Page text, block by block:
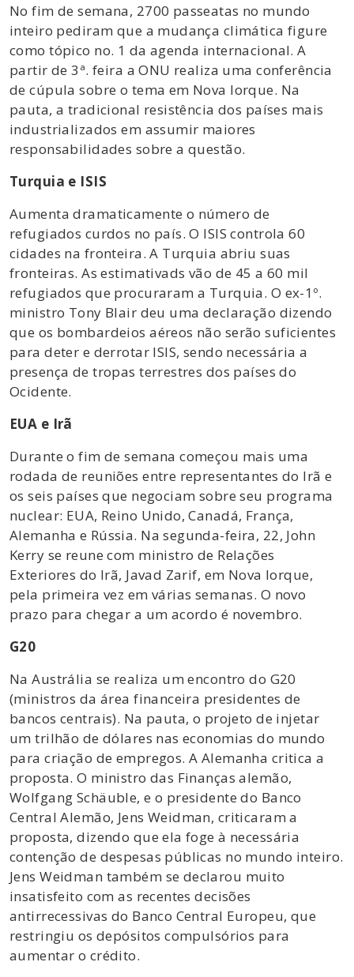
No fim de semana, 2700 passeatas no mundo
inteiro pediram que a mudança climática figure
como tópico no. 1 da agenda internacional. A
partir de 3ª. feira a ONU realiza uma conferência
de cúpula sobre o tema em Nova Iorque. Na
pauta, a tradicional resistência dos países mais
industrializados em assumir maiores
responsabilidades sobre a questão.
Turquia e ISIS
Aumenta dramaticamente o número de
refugiados curdos no país. O ISIS controla 60
cidades na fronteira. A Turquia abriu suas
fronteiras. As estimativads vão de 45 a 60 mil
refugiados que procuraram a Turquia. O ex-1º.
ministro Tony Blair deu uma declaração dizendo
que os bombardeios aéreos não serão suficientes
para deter e derrotar ISIS, sendo necessária a
presença de tropas terrestres dos países do
Ocidente.
EUA e Irã
Durante o fim de semana começou mais uma
rodada de reuniões entre representantes do Irã e
os seis países que negociam sobre seu programa
nuclear: EUA, Reino Unido, Canadá, França,
Alemanha e Rússia. Na segunda-feira, 22, John
Kerry se reune com ministro de Relações
Exteriores do Irã, Javad Zarif, em Nova Iorque,
pela primeira vez em várias semanas. O novo
prazo para chegar a um acordo é novembro.
G20
Na Austrália se realiza um encontro do G20
(ministros da área financeira presidentes de
bancos centrais). Na pauta, o projeto de injetar
um trilhão de dólares nas economias do mundo
para criação de empregos. A Alemanha critica a
proposta. O ministro das Finanças alemão,
Wolfgang Schäuble, e o presidente do Banco
Central Alemão, Jens Weidman, criticaram a
proposta, dizendo que ela foge à necessária
contenção de despesas públicas no mundo inteiro.
Jens Weidman também se declarou muito
insatisfeito com as recentes decisões
antirrecessivas do Banco Central Europeu, que
restringiu os depósitos compulsórios para
aumentar o crédito.